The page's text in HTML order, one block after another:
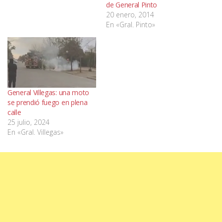
de General Pinto
20 enero, 2014
En «Gral. Pinto»
General Villegas: una moto
se prendió fuego en plena
calle
25 julio, 2024
En «Gral. Villegas»